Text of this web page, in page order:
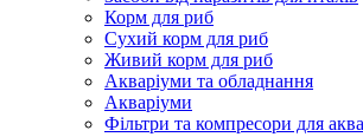
Корм для риб
Сухий корм для риб
Живий корм для риб
Акваріуми та обладнання
Акваріуми
Фільтри та компресори для